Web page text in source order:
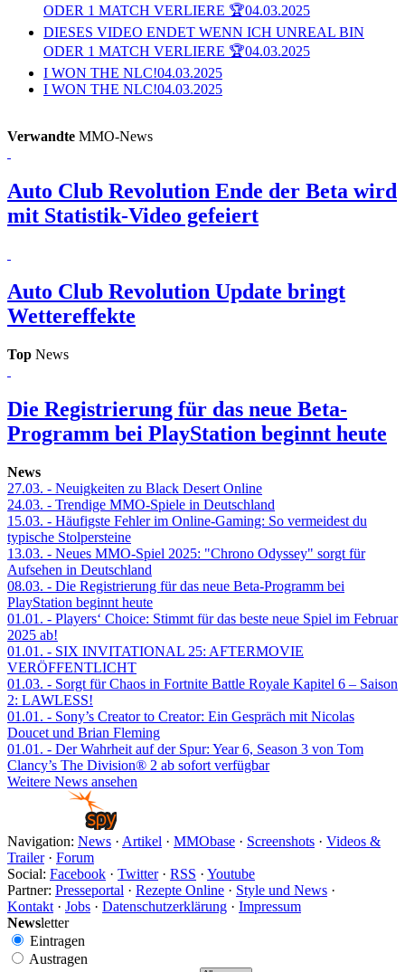
ODER 1 MATCH VERLIERE 🏆04.03.2025
DIESES VIDEO ENDET WENN ICH UNREAL BIN
ODER 1 MATCH VERLIERE 🏆04.03.2025
I WON THE NLC!04.03.2025
I WON THE NLC!04.03.2025
Verwandte MMO-News
Auto Club Revolution Ende der Beta wird
mit Statistik-Video gefeiert
Auto Club Revolution Update bringt
Wettereffekte
Top News
Die Registrierung für das neue Beta-
Programm bei PlayStation beginnt heute
News
27.03. - Neuigkeiten zu Black Desert Online
24.03. - Trendige MMO-Spiele in Deutschland
15.03. - Häufigste Fehler im Online-Gaming: So vermeidest du
typische Stolpersteine
13.03. - Neues MMO-Spiel 2025: "Chrono Odyssey" sorgt für
Aufsehen in Deutschland
08.03. - Die Registrierung für das neue Beta-Programm bei
PlayStation beginnt heute
01.01. - Players‘ Choice: Stimmt für das beste neue Spiel im Februar
2025 ab!
01.01. - SIX INVITATIONAL 25: AFTERMOVIE
VERÖFFENTLICHT
01.03. - Sorgt für Chaos in Fortnite Battle Royale Kapitel 6 – Saison
2: LAWLESS!
01.01. - Sony’s Creator to Creator: Ein Gespräch mit Nicolas
Doucet und Brian Fleming
01.01. - Der Wahrheit auf der Spur: Year 6, Season 3 von Tom
Clancy’s The Division® 2 ab sofort verfügbar
Weitere News ansehen
Navigation: News · Artikel · MMObase · Screenshots · Videos &
Trailer· Forum
Social: Facebook · Twitter· RSS · Youtube
Partner: Presseportal · Rezepte Online · Style und News ·
Kontakt · Jobs · Datenschutzerklärung · Impressum
Newsletter
Eintragen
Austragen